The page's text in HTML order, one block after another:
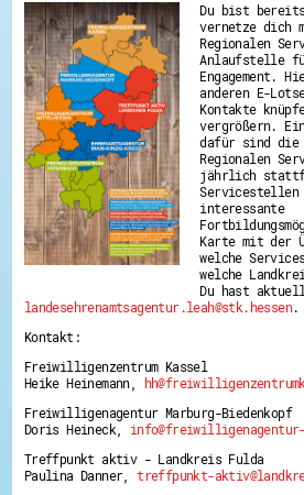
Du bist bereits
vernetze dich
Regionalen
Anlaufstelle
Engagement.
anderen E-
Kontakte
vergrößern.
dafür sind die
Regionalen
jährlich
Servicestellen
interessante
Karte mit der
welche
welche
Du hast
landesehrenamtsagentur.leah@stk.hessen.
Kontakt:
Freiwilligenzentrum Kassel
Heike Heinemann,
Freiwilligenagentur Marburg-Biedenkopf
Doris Heineck, info@freiwilligenagentur-
Treffpunkt aktiv - Landkreis Fulda
Paulina Danner,treffpunkt-